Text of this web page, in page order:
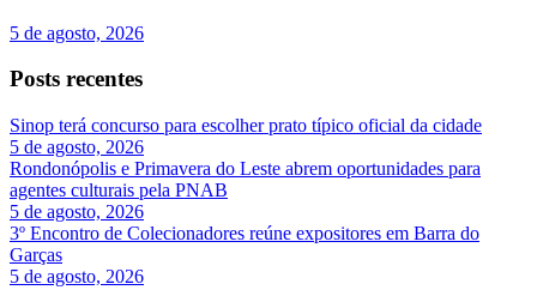
5 de agosto, 2026
Posts recentes
Sinop terá concurso para escolher prato típico oficial da cidade
5 de agosto, 2026
Rondonópolis e Primavera do Leste abrem oportunidades para
agentes culturais pela PNAB
5 de agosto, 2026
3º Encontro de Colecionadores reúne expositores em Barra do
Garças
5 de agosto, 2026